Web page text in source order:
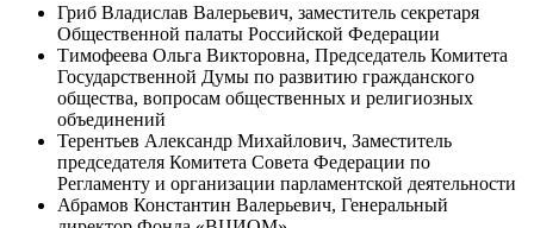
Гриб Владислав Валерьевич, заместитель секретаря
Общественной палаты Российской Федерации
Тимофеева Ольга Викторовна, Председатель Комитета
Государственной Думы по развитию гражданского
общества, вопросам общественных и религиозных
объединений
Терентьев Александр Михайлович, Заместитель
председателя Комитета Совета Федерации по
Регламенту и организации парламентской деятельности
Абрамов Константин Валерьевич, Генеральный